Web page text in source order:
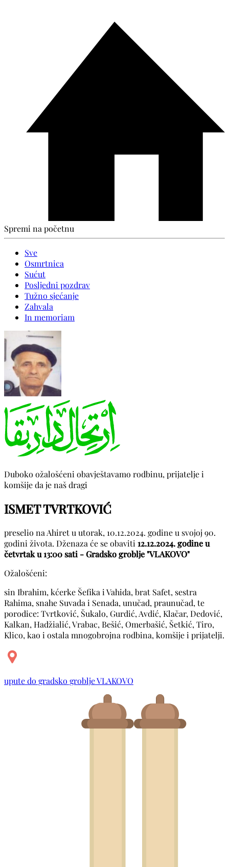
Spremi na početnu
Sve
Osmrtnica
Sućut
Posljedni pozdrav
Tužno sjećanje
Zahvala
In memoriam
Duboko ožalošćeni obavještavamo rodbinu, prijatelje i
komšije da je naš dragi
ISMET TVRTKOVIĆ
preselio na Ahiret u utorak, 10.12.2024. godine u svojoj 90.
godini života. Dženaza će se obaviti 12.12.2024. godine u
četvrtak u 13:00 sati - Gradsko groblje "VLAKOVO"
Ožalošćeni:
sin Ibrahim, kćerke Šefika i Vahida, brat Safet, sestra
Rahima, snahe Suvada i Senada, unučad, praunučad, te
porodice: Tvrtković, Šukalo, Gurdić, Avdić, Klačar, Dedović,
Kalkan, Hadžialić, Vrabac, Bešić, Omerbašić, Šetkić, Tiro,
Klico, kao i ostala mnogobrojna rodbina, komšije i prijatelji.
upute do gradsko groblje VLAKOVO